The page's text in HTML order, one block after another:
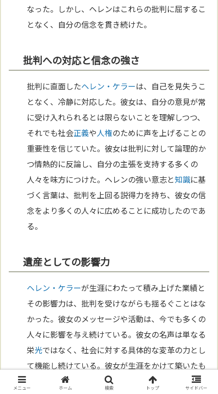
なった。しかし、ヘレンはこれらの批判に屈するこ
となく、自分の信念を貫き続けた。
批判への対応と信念の強さ
批判に直面したヘレン・ケラーは、自己を見失うこ
となく、冷静に対応した。彼女は、自分の意見が常
に受け入れられるとは限らないことを理解しつつ、
それでも社会正義や人権のために声を上げることの
重要性を信じていた。彼女は批判に対して論理的か
つ情熱的に反論し、自分の主張を支持する多くの
人々を味方につけた。ヘレンの強い意志と知識に基
づく言葉は、批判を上回る説得力を持ち、彼女の信
念をより多くの人々に広めることに成功したのであ
る。
遺産としての影響力
ヘレン・ケラーが生涯にわたって積み上げた業績と
その影響力は、批判を受けながらも揺るぐことはな
かった。彼女のメッセージや活動は、今でも多くの
人々に影響を与え続けている。彼女の名声は単なる
栄光ではなく、社会に対する具体的な変革の力とし
て機能し続けている。彼女が生涯をかけて築いたも
のは、批判を超えた普遍的な
を持ち、
の世
メニュー ホーム 検索 トップ サイドバー